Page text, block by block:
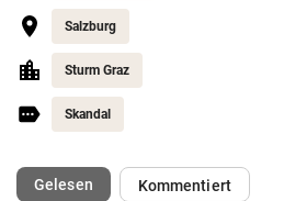
Salzburg
Sturm Graz
Skandal
Gelesen(ausgewählt)Kommentiert